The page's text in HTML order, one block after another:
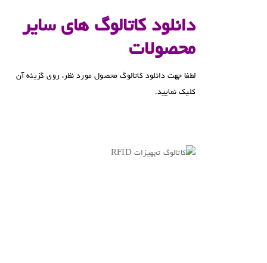
دانلود کاتالوگ های سایر
محصولات
لطفا جهت دانلود کاتالوگ محصول مورد نظر، روی گزینه آن
کلیک نمایید.